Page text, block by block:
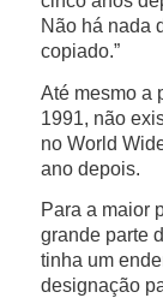
Não há nada
copiado.”
Até mesmo a
1991, não
no World
ano depois.
Para a maior
grande parte
tinha um
designação